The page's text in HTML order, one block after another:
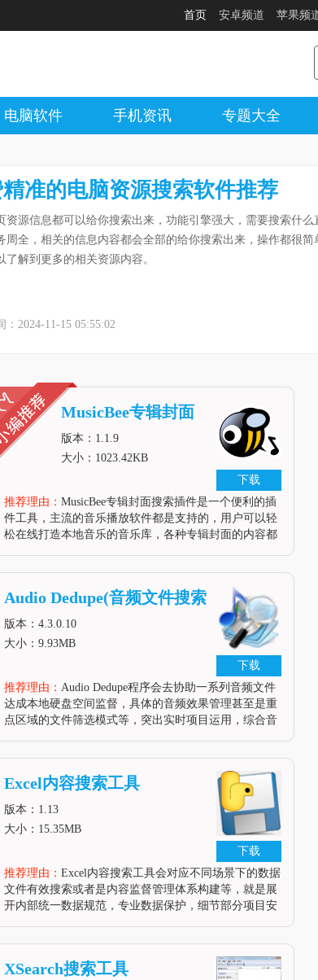
首页 安卓频道 苹果频
电脑软件 手机资讯 专题大全
准的电脑资源搜索软件推荐
资源信息都可以给你搜索出来，功能引擎强大，需要搜索什
周全，相关的信息内容都会全部的给你搜索出来，操作都很
了解到更多的相关资源内容。
：2024-11-15 05:55:02
下载
MusicBee专辑封面
搜索插件
版本：1.1.9
大小：1023.42KB
推荐理由： MusicBee专辑封面搜索插件是一个便利的插
件工具，主流的音乐播放软件都是支持的，用户可以轻
松在线打造本地音乐的音乐库，各种专辑封面的内容都
件。每个分支都是一个不同的提供程序。现在它可以搜
索来自同班的专辑封面。这也是MusicBee的艺术品提供
者插
下载
Audio Dedupe(音频文件搜索
工具)
版本：4.3.0.10
大小：9.93MB
推荐理由： Audio Dedupe程序会去协助一系列音频文件
达成本地硬盘空间监督，具体的音频效果管理甚至是重
点区域的文件筛选模式等，突出实时项目运用，综合音
地路径响应，做好音视频之间的强化配合。软件性能拥
有MP3，MP2，MP1，MPA，WAV，OGG，AIFF，
AAC，MP4，FLAC，AC3，WavPack(
下载
Excel内容搜索工具
版本：1.13
大小：15.35MB
推荐理由： Excel内容搜索工具会对应不同场景下的数据
文件有效搜索或者是内容监督管理体系构建等，就是展
开内部统一数据规范，专业数据保护，细节部分项目安
的快捷设置保护策略等等，实时产生统筹变化。软件性
能可以搜刮指定文件夹内的EXCEL文件找到含有重点字
XSearch搜索工具